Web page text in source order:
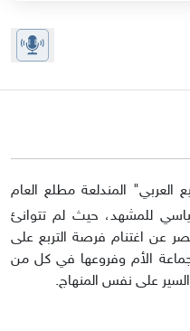
العربي" المندلعة مطلع العام
للمشهد، حيث لم تتوانئ
عن اغتنام فرصة التربع على
الأم وفروعها في كل من
على نفس المنهاج.